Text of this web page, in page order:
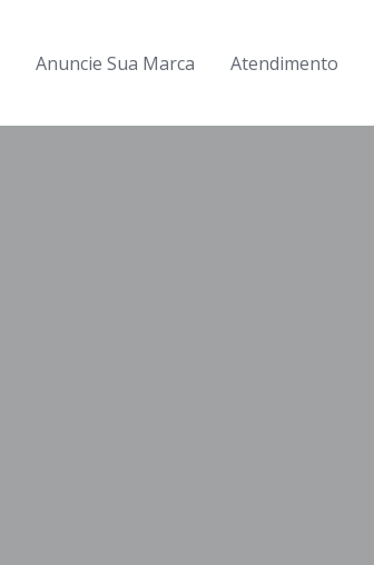
Anuncie Sua Marca Atendimento